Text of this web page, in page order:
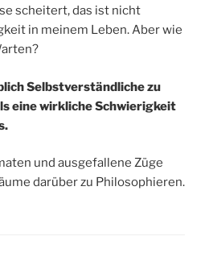
scheitert, das ist nicht
in meinem Leben. Aber wie
Selbstverständliche zu
eine wirkliche Schwierigkeit
und ausgefallene Züge
darüber zu Philosophieren.